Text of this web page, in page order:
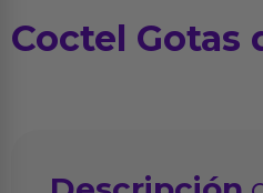
Coctel Gotas